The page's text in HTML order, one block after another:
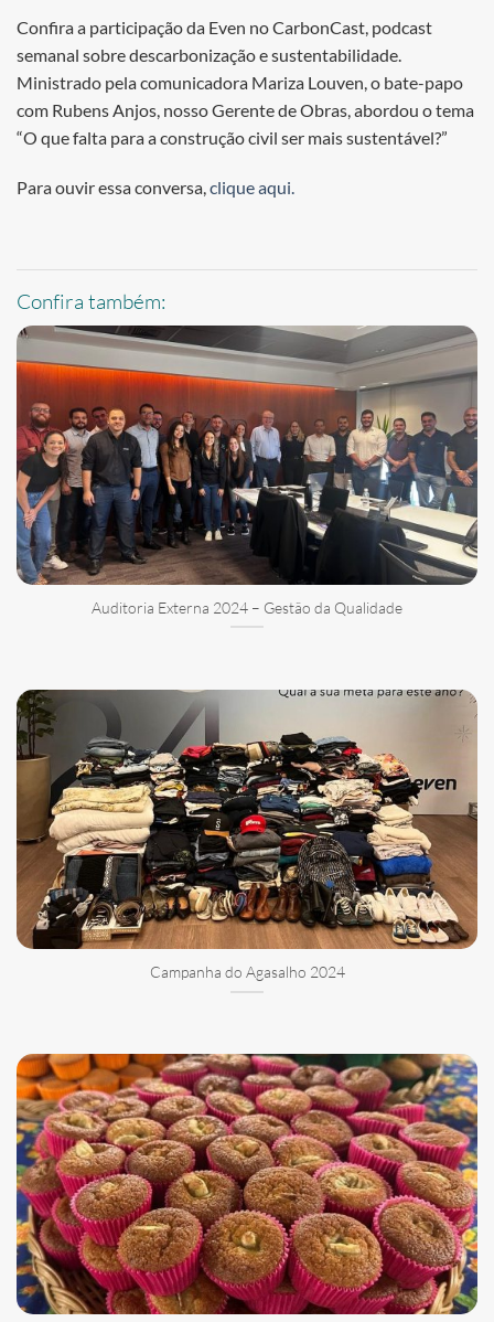
Confira a participação da Even no CarbonCast, podcast
semanal sobre descarbonização e sustentabilidade.
Ministrado pela comunicadora Mariza Louven, o bate-papo
com Rubens Anjos, nosso Gerente de Obras, abordou o tema
“O que falta para a construção civil ser mais sustentável?”
Para ouvir essa conversa,clique aqui.
Confira também:
Auditoria Externa 2024 – Gestão da Qualidade
Campanha do Agasalho 2024